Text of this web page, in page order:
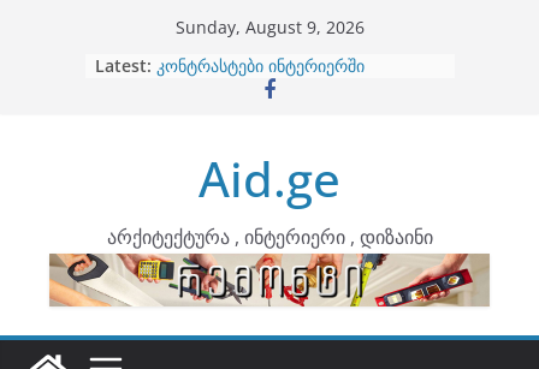
Sunday, August 9, 2026
Latest: ბინების გაერთიანება
კონტრასტები ინტერიერში
ინტერიერის დიზიანი
არტემიდი წარმოგიდგენთ
Aid.ge
არქიტექტურა , ინტერიერი , დიზაინი